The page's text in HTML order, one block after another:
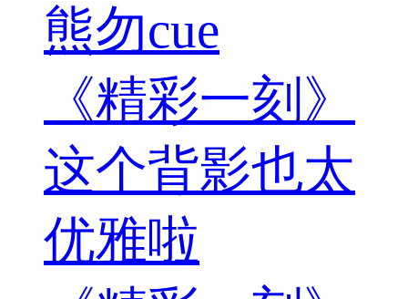
熊勿cue
《精彩一刻》
这个背影也太
优雅啦